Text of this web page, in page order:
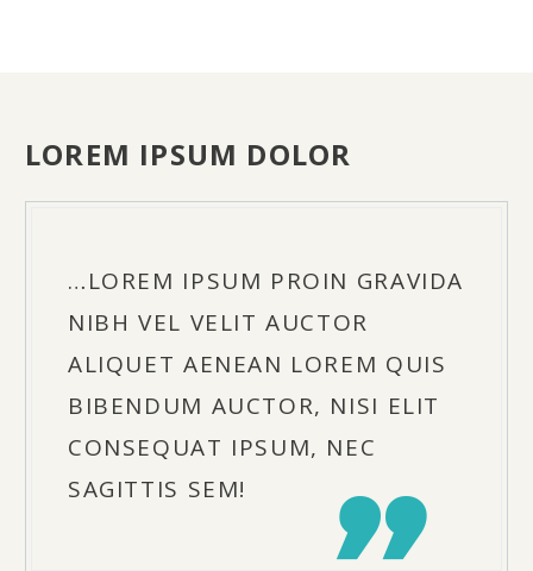
LOREM IPSUM DOLOR
…LOREM IPSUM PROIN GRAVIDA
NIBH VEL VELIT AUCTOR
ALIQUET AENEAN LOREM QUIS
BIBENDUM AUCTOR, NISI ELIT
CONSEQUAT IPSUM, NEC
SAGITTIS SEM!